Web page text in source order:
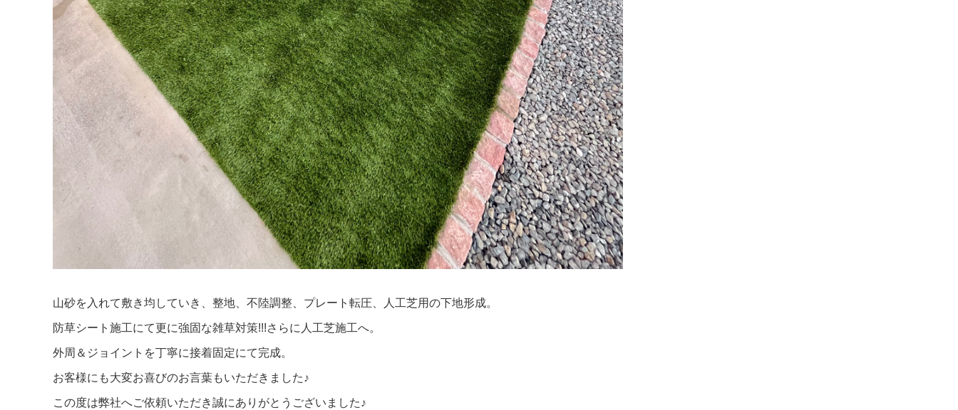
山砂を入れて敷き均していき、整地、不陸調整、プレート転圧、人工芝用の下地形成。
防草シート施工にて更に強固な雑草対策!!!さらに人工芝施工へ。
外周＆ジョイントを丁寧に接着固定にて完成。
お客様にも大変お喜びのお言葉もいただきました♪
この度は弊社へご依頼いただき誠にありがとうございました♪